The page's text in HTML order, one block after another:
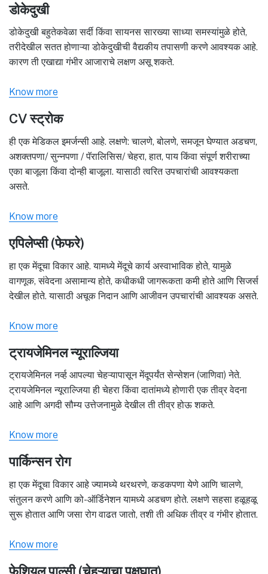
डोकेदुखी
डोकेदुखी बहुतेकवेळा सर्दी किंवा सायनस सारख्या साध्या समस्यांमुळे होते,
तरीदेखील सतत होणाऱ्या डोकेदुखीची वैद्यकीय तपासणी करणे आवश्यक आहे.
कारण ती एखाद्या गंभीर आजाराचे लक्षण असू शकते.
Know more
CV स्ट्रोक
ही एक मेडिकल इमर्जन्सी आहे. लक्षणे: चालणे, बोलणे, समजून घेण्यात अडचण,
अशक्तपणा/ सुन्नपणा / पॅरालिसिस/ चेहरा, हात, पाय किंवा संपूर्ण शरीराच्या
एका बाजूला किंवा दोन्ही बाजूला. यासाठी त्वरित उपचारांची आवश्यकता
असते.
Know more
एपिलेप्सी (फेफरे)
हा एक मेंदूचा विकार आहे. यामध्ये मेंदूचे कार्य अस्वाभाविक होते, यामुळे
वागणूक, संवेदना असामान्य होते, कधीकधी जागरूकता कमी होते आणि सिजर्स
देखील होते. यासाठी अचूक निदान आणि आजीवन उपचारांची आवश्यक असते.
Know more
ट्रायजेमिनल न्यूराल्जिया
ट्रायजेमिनल नर्व्ह आपल्या चेहऱ्यापासून मेंदूपर्यंत सेन्सेशन (जाणिवा) नेते.
ट्रायजेमिनल न्यूराल्जिया ही चेहरा किंवा दातांमध्ये होणारी एक तीव्र वेदना
आहे आणि अगदी सौम्य उत्तेजनामुळे देखील ती तीव्र होऊ शकते.
Know more
पार्किन्सन रोग
हा एक मेंदूचा विकार आहे ज्यामध्ये थरथरणे, कडकपणा येणे आणि चालणे,
संतुलन करणे आणि को-ऑर्डिनेशन यामध्ये अडचण होते. लक्षणे सहसा हळूहळू
सुरू होतात आणि जसा रोग वाढत जातो, तशी ती अधिक तीव्र व गंभीर होतात.
Know more